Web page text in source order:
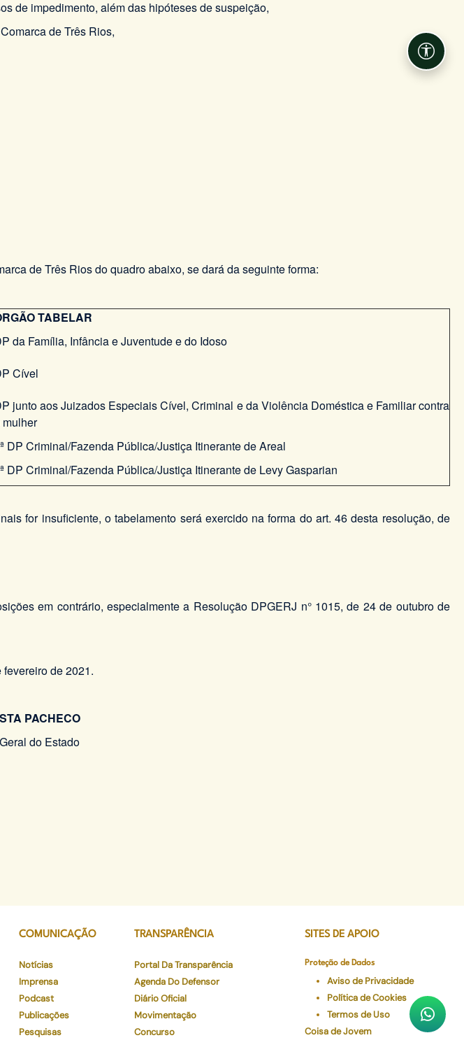
de impedimento, além das hipóteses de suspeição,
de Três Rios,
de Três Rios do quadro abaixo, se dará da seguinte forma:
TABELAR
da Família, Infância e Juventude e do Idoso
Cível
junto aos Juizados Especiais Cível, Criminal e da Violência Doméstica e Familiar contra
mulher
DP Criminal/Fazenda Pública/Justiça Itinerante de Areal
DP Criminal/Fazenda Pública/Justiça Itinerante de Levy Gasparian
for insuficiente, o tabelamento será exercido na forma do art. 46 desta resolução, de
em contrário, especialmente a Resolução DPGERJ n° 1015, de 24 de outubro de
de 2021.
PACHECO
do Estado
COMUNICAÇÃO
Notícias
Imprensa
Podcast
Publicações
Pesquisas
TRANSPARÊNCIA
Portal Da Transparência
Agenda Do Defensor
Diário Oficial
Movimentação
Concurso
SITES DE APOIO
Proteção de Dados
Aviso de Privacidade
Política de Cookies
Termos de Uso
Coisa de Jovem